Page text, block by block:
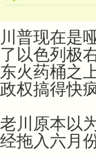
川普现在是
了以色列极
东火药桶之
政权搞得快
老川原本以
经拖入六月